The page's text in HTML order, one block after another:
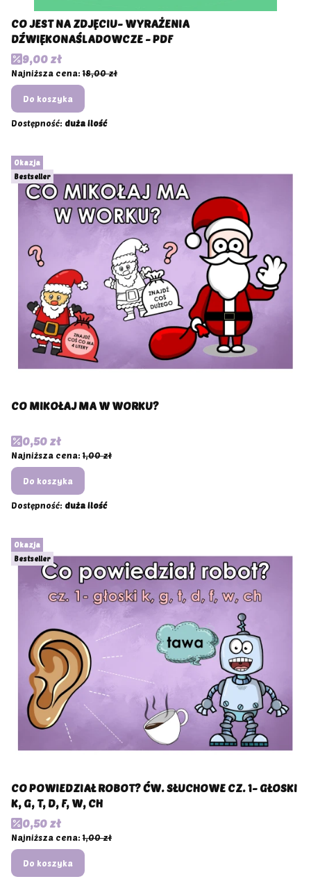
CO JEST NA ZDJĘCIU- WYRAŻENIA
DŹWIĘKONAŚLADOWCZE - PDF
Cena promocyjna
9,00 zł
Najniższa cena: 18,00 zł
Do koszyka
Dostępność: duża ilość
Okazja
Bestseller
CO MIKOŁAJ MA W WORKU?
Cena promocyjna
0,50 zł
Najniższa cena: 1,00 zł
Do koszyka
Dostępność: duża ilość
Okazja
Bestseller
CO POWIEDZIAŁ ROBOT? ĆW. SŁUCHOWE CZ. 1- GŁOSKI
K, G, T, D, F, W, CH
Cena promocyjna
0,50 zł
Najniższa cena: 1,00 zł
Do koszyka